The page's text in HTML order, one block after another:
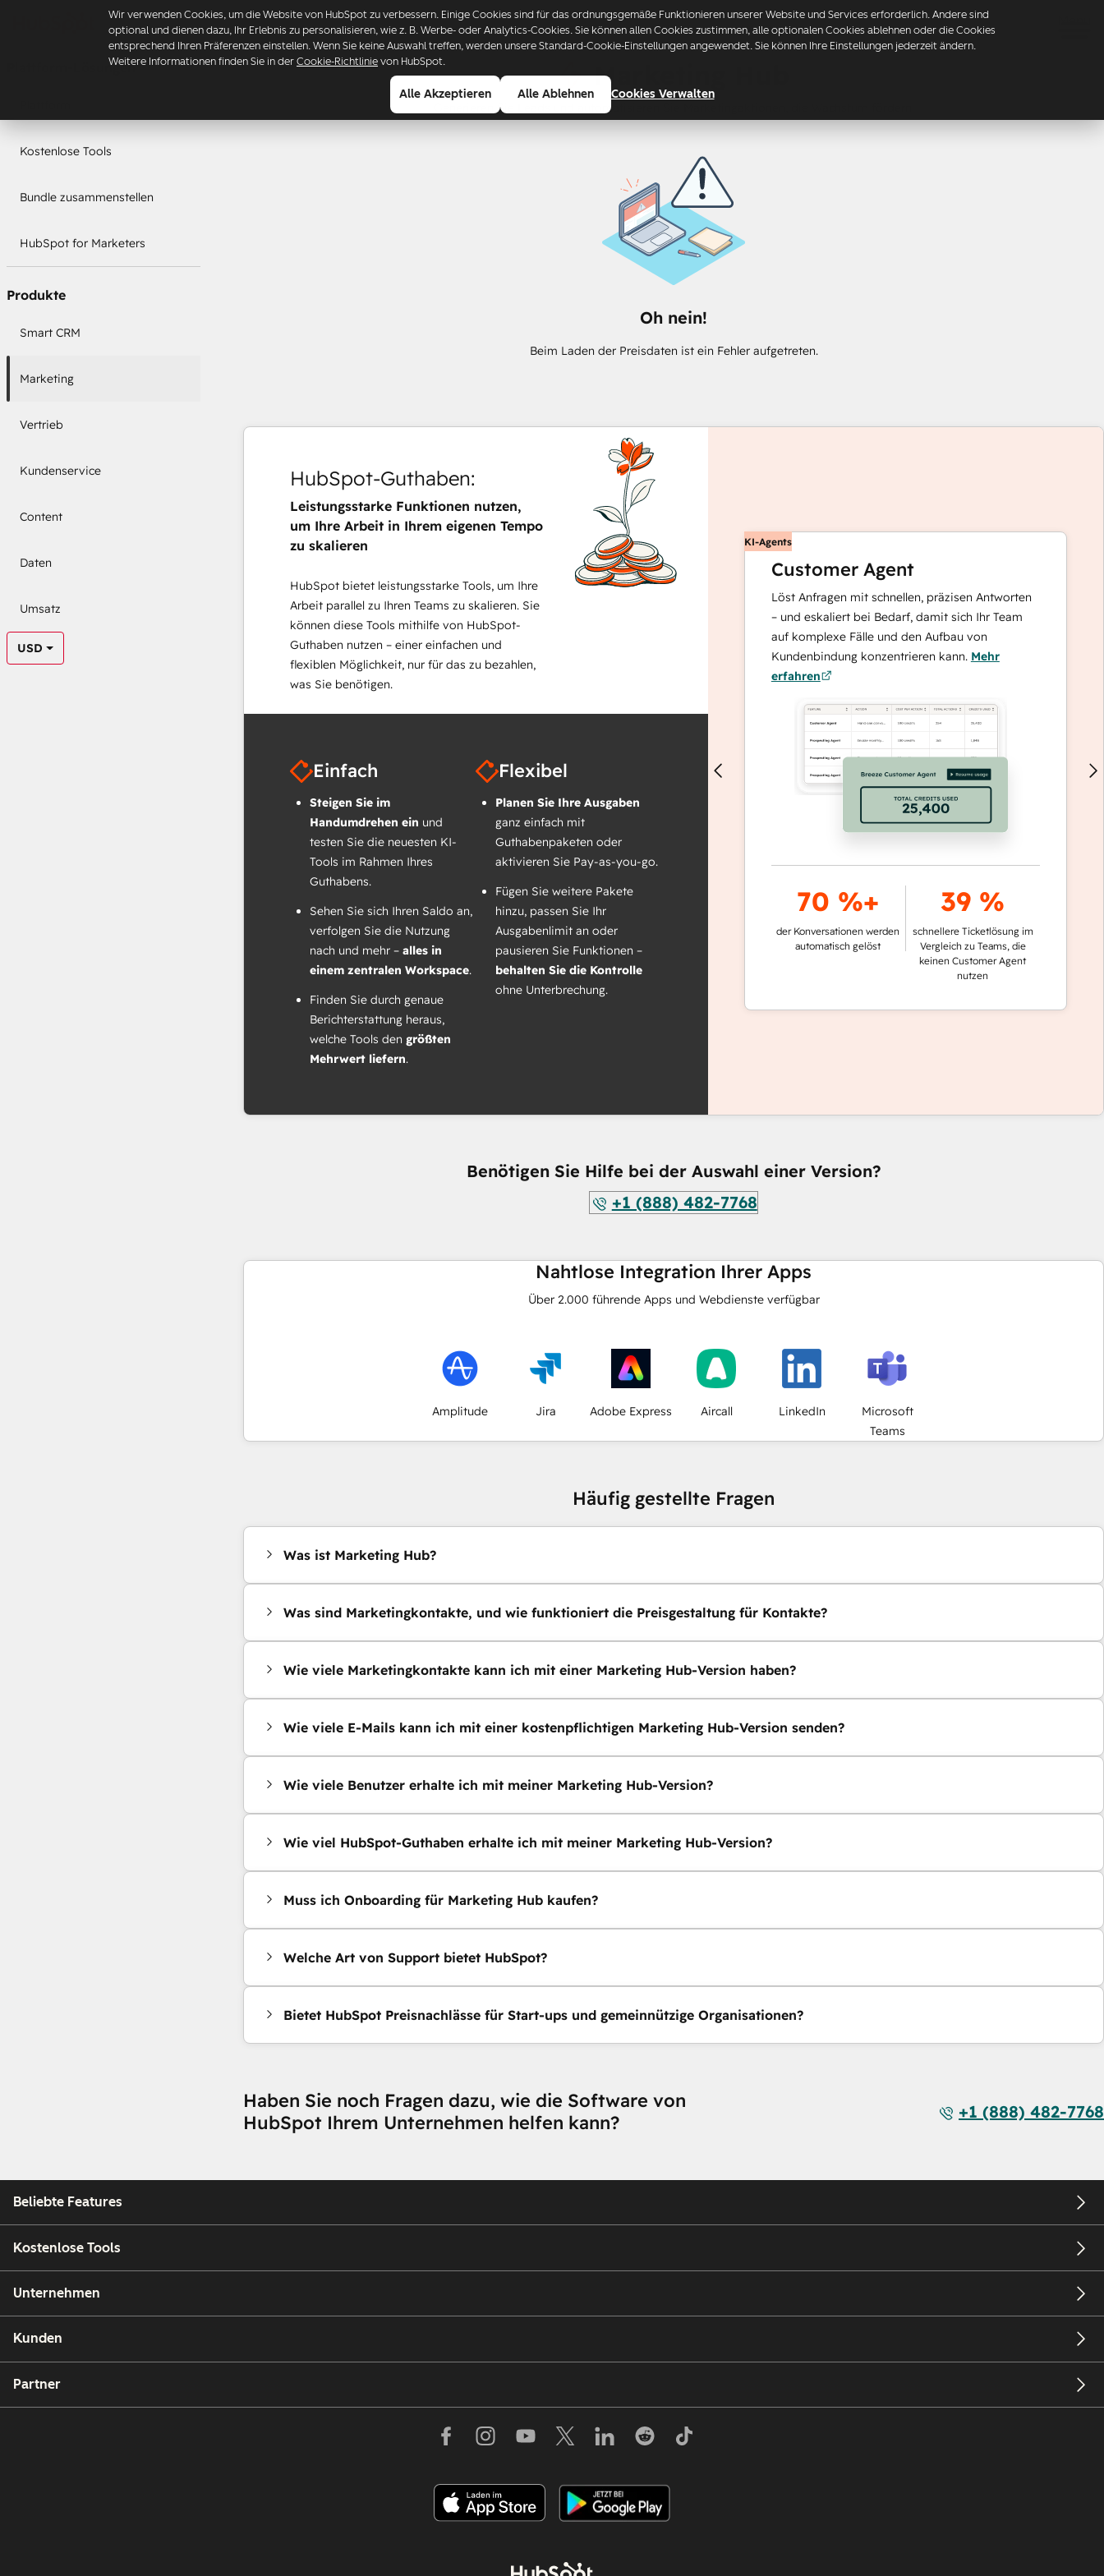
Wir verwenden Cookies, um die Website von HubSpot zu verbessern. Einige Cookies sind für das ordnungsgemäße Funktionieren unserer Website und Services erforderlich. Andere sind
optional und dienen dazu, Ihr Erlebnis zu personalisieren, wie z. B. Werbe- oder Analytics-Cookies. Sie können allen Cookies zustimmen, alle optionalen Cookies ablehnen oder die Cookies
entsprechend Ihren Präferenzen einstellen. Wenn Sie keine Auswahl treffen, werden unsere Standard-Cookie-Einstellungen angewendet. Sie können Ihre Einstellungen jederzeit ändern.
Weitere Informationen finden Sie in der Cookie-Richtlinie von HubSpot.
Cookies Verwalten
Alle Akzeptieren Alle Ablehnen
USD
Plattform-Lösungen
Kostenlose Tools
Bundle zusammenstellen
HubSpot for Marketers
Produkte
Smart CRM
Marketing
Vertrieb
Kundenservice
Content
Daten
Umsatz
Marketing Hub
Generieren Sie Leads und automatisieren Sie Marketingaktionen, die Wachstum fördern.
Oh nein!
Beim Laden der Preisdaten ist ein Fehler aufgetreten.
HubSpot-Guthaben:
Leistungsstarke Funktionen nutzen,
um Ihre Arbeit in Ihrem eigenen Tempo
zu skalieren
HubSpot bietet leistungsstarke Tools, um Ihre
Arbeit parallel zu Ihren Teams zu skalieren. Sie
können diese Tools mithilfe von HubSpot-
Guthaben nutzen – einer einfachen und
flexiblen Möglichkeit, nur für das zu bezahlen,
was Sie benötigen.
Einfach
Steigen Sie im
Handumdrehen ein und
testen Sie die neuesten KI-
Tools im Rahmen Ihres
Guthabens.
Sehen Sie sich Ihren Saldo an,
verfolgen Sie die Nutzung
nach und mehr – alles in
einem zentralen Workspace.
Finden Sie durch genaue
Berichterstattung heraus,
welche Tools den größten
Mehrwert liefern.
Flexibel
Planen Sie Ihre Ausgaben
ganz einfach mit
Guthabenpaketen oder
aktivieren Sie Pay-as-you-go.
Fügen Sie weitere Pakete
hinzu, passen Sie Ihr
Ausgabenlimit an oder
pausieren Sie Funktionen –
behalten Sie die Kontrolle
ohne Unterbrechung.
VerwendenKI-Agents
Customer Agent
Löst Anfragen mit schnellen, präzisen Antworten
– und eskaliert bei Bedarf, damit sich Ihr Team
auf komplexe Fälle und den Aufbau von
Kundenbindung konzentrieren kann. Mehr
erfahren
70 %+
der Konversationen werden
automatisch gelöst
39 %
schnellere Ticketlösung im
Vergleich zu Teams, die
keinen Customer Agent
nutzen
Benötigen Sie Hilfe bei der Auswahl einer Version?
+1 (888) 482-7768
Nahtlose Integration Ihrer Apps
Über 2.000 führende Apps und Webdienste verfügbar
Amplitude Jira Adobe Express Aircall LinkedIn
Microsoft
Teams
Häufig gestellte Fragen
Was ist Marketing Hub?
Was sind Marketingkontakte, und wie funktioniert die Preisgestaltung für Kontakte?
Wie viele Marketingkontakte kann ich mit einer Marketing Hub-Version haben?
Wie viele E-Mails kann ich mit einer kostenpflichtigen Marketing Hub-Version senden?
Wie viele Benutzer erhalte ich mit meiner Marketing Hub-Version?
Wie viel HubSpot-Guthaben erhalte ich mit meiner Marketing Hub-Version?
Muss ich Onboarding für Marketing Hub kaufen?
Welche Art von Support bietet HubSpot?
Bietet HubSpot Preisnachlässe für Start-ups und gemeinnützige Organisationen?
Haben Sie noch Fragen dazu, wie die Software von
HubSpot Ihrem Unternehmen helfen kann?
+1 (888) 482-7768
Beliebte Features
Kostenlose Tools
Unternehmen
Kunden
Partner